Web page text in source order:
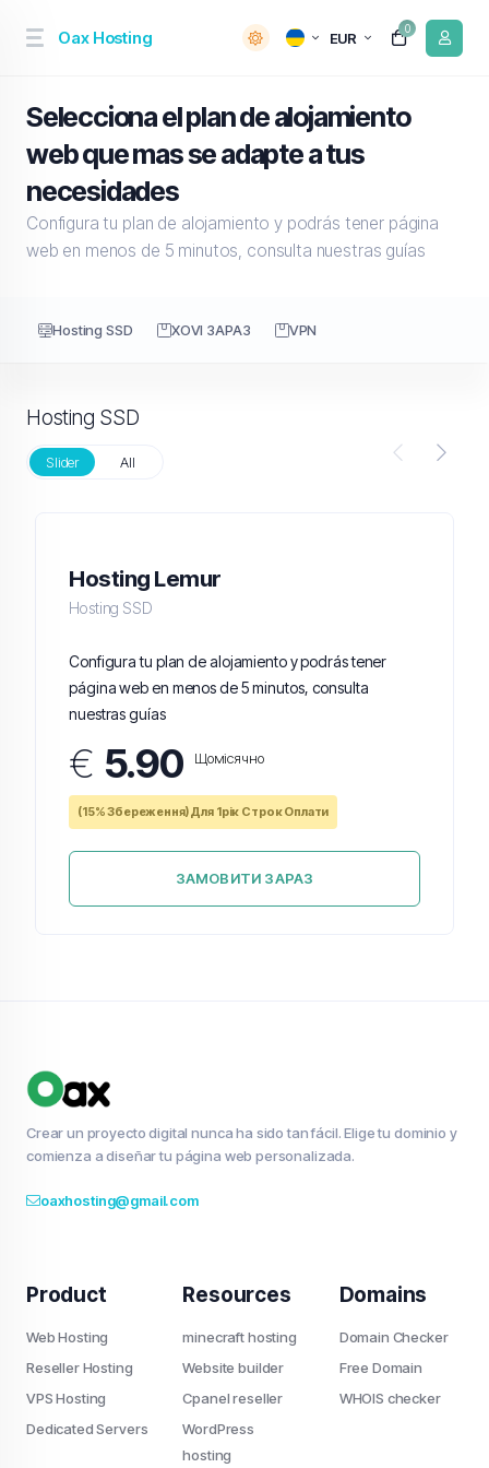
Oax Hosting EUR
0
Selecciona el plan de alojamiento
web que mas se adapte a tus
necesidades
Configura tu plan de alojamiento y podrás tener página
web en menos de 5 minutos, consulta nuestras guías
Hosting SSD XOVI ЗАРАЗ VPN
Hosting SSD
Slider All
Hosting Lemur
Hosting SSD
Configura tu plan de alojamiento y podrás tener
página web en menos de 5 minutos, consulta
nuestras guías
€ 5.90 Щомісячно
(15% Збереження) Для 1рік Строк Оплати
ЗАМОВИТИ ЗАРАЗ
Crear un proyecto digital nunca ha sido tan fácil. Elige tu dominio y
comienza a diseñar tu página web personalizada.
oaxhosting@gmail.com
Product
Web Hosting
Reseller Hosting
VPS Hosting
Dedicated Servers
Resources
minecraft hosting
Website builder
Cpanel reseller
WordPress
hosting
Domains
Domain Checker
Free Domain
WHOIS checker